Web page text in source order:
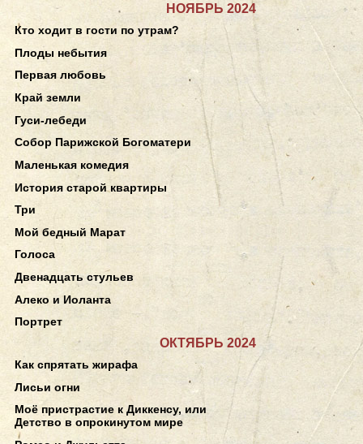
НОЯБРЬ 2024
Кто ходит в гости по утрам?
Плоды небытия
Первая любовь
Край земли
Гуси-лебеди
Собор Парижской Богоматери
Маленькая комедия
История старой квартиры
Три
Мой бедный Марат
Голоса
Двенадцать стульев
Алеко и Иоланта
Портрет
ОКТЯБРЬ 2024
Как спрятать жирафа
Лисьи огни
Моё пристрастие к Диккенсу, или
Детство в опрокинутом мире